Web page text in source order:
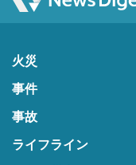
火災
事件
事故
ライフライン